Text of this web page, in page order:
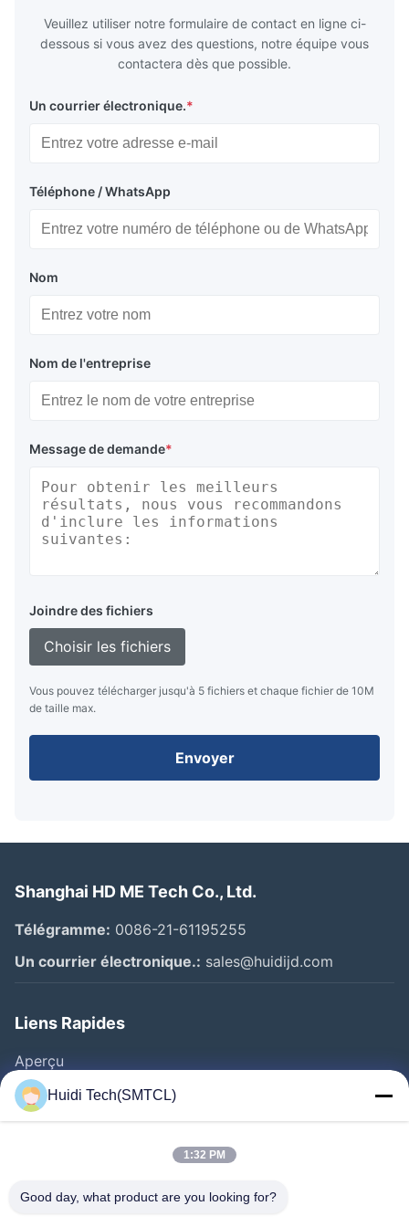
Veuillez utiliser notre formulaire de contact en ligne ci-
dessous si vous avez des questions, notre équipe vous
contactera dès que possible.
Un courrier électronique.*
Téléphone / WhatsApp
Nom
Nom de l'entreprise
Message de demande*
Joindre des fichiers
Choisir les fichiers
Vous pouvez télécharger jusqu'à 5 fichiers et chaque fichier de 10M
de taille max.
Envoyer
Shanghai HD ME Tech Co., Ltd.
Télégramme: 0086-21-61195255
Un courrier électronique.: sales@huidijd.com
Liens Rapides
Aperçu
Produits
Vidéos
Visite D'usine
Huidi Tech(SMTCL)
1:32 PM
Good day, what product are you looking for?